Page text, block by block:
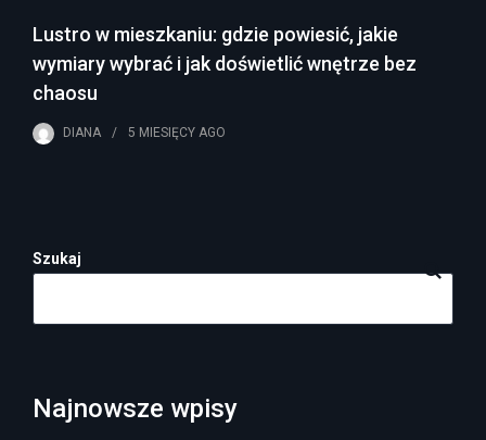
Lustro w mieszkaniu: gdzie powiesić, jakie
wymiary wybrać i jak doświetlić wnętrze bez
chaosu
DIANA 5 MIESIĘCY AGO
Szukaj
Najnowsze wpisy